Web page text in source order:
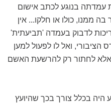
עמדתה בנוגע לכתב אישום
ממנו, כולו או חלקו... אין
לדבוק בעמדה 'תביעתית'
הציבורי, ואל לו לפעול למען
לחתור רק להרשעת האשם
היה בכלל צורך בכך שהיועץ